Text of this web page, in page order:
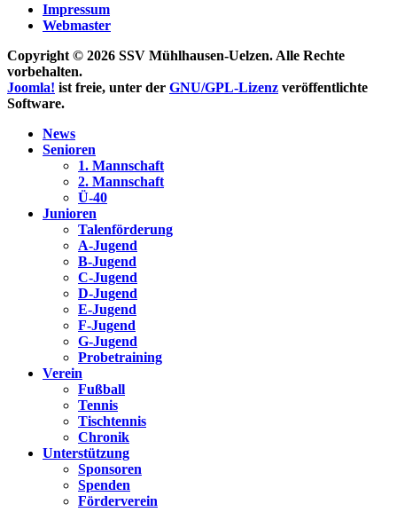
Impressum
Webmaster
Copyright © 2026 SSV Mühlhausen-Uelzen. Alle Rechte
vorbehalten.
Joomla! ist freie, unter der GNU/GPL-Lizenz veröffentlichte
Software.
News
Senioren
1. Mannschaft
2. Mannschaft
Ü-40
Junioren
Talenförderung
A-Jugend
B-Jugend
C-Jugend
D-Jugend
E-Jugend
F-Jugend
G-Jugend
Probetraining
Verein
Fußball
Tennis
Tischtennis
Chronik
Unterstützung
Sponsoren
Spenden
Förderverein